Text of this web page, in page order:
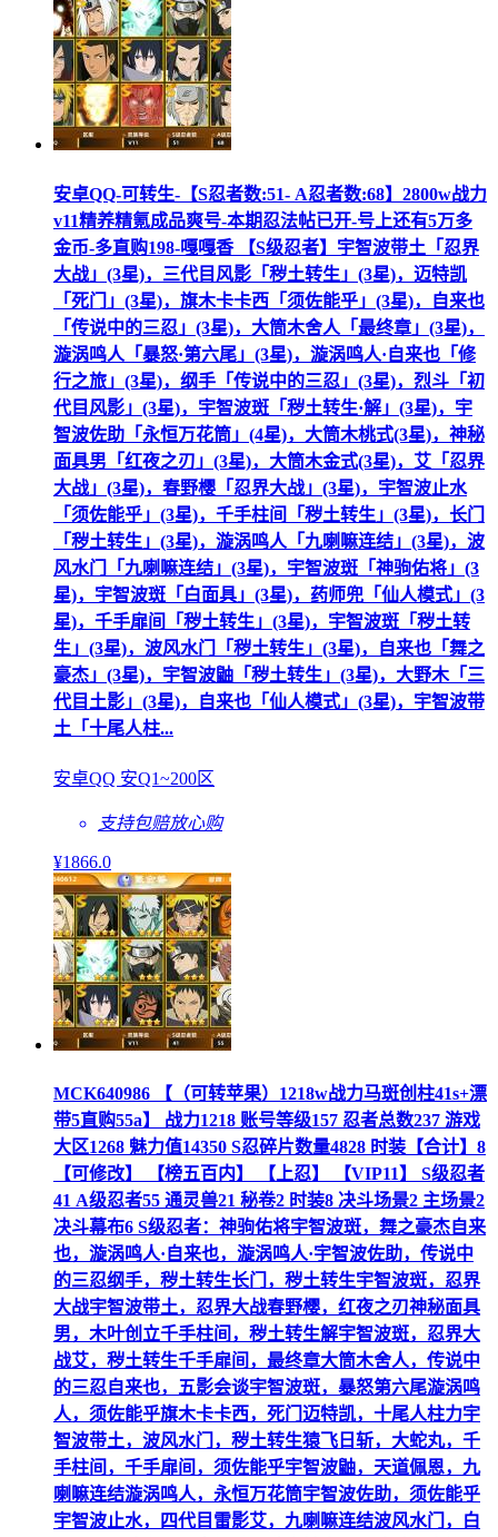
安卓QQ-可转生-【S忍者数:51- A忍者数:68】2800w战力
v11精养精氪成品爽号-本期忍法帖已开-号上还有5万多
金币-多直购198-嘎嘎香 【S级忍者】宇智波带土「忍界
大战」(3星)，三代目风影「秽土转生」(3星)，迈特凯
「死门」(3星)，旗木卡卡西「须佐能乎」(3星)，自来也
「传说中的三忍」(3星)，大筒木舍人「最终章」(3星)，
漩涡鸣人「暴怒·第六尾」(3星)，漩涡鸣人·自来也「修
行之旅」(3星)，纲手「传说中的三忍」(3星)，烈斗「初
代目风影」(3星)，宇智波斑「秽土转生·解」(3星)，宇
智波佐助「永恒万花筒」(4星)，大筒木桃式(3星)，神秘
面具男「红夜之刃」(3星)，大筒木金式(3星)，艾「忍界
大战」(3星)，春野樱「忍界大战」(3星)，宇智波止水
「须佐能乎」(3星)，千手柱间「秽土转生」(3星)，长门
「秽土转生」(3星)，漩涡鸣人「九喇嘛连结」(3星)，波
风水门「九喇嘛连结」(3星)，宇智波斑「神驹佑将」(3
星)，宇智波斑「白面具」(3星)，药师兜「仙人模式」(3
星)，千手扉间「秽土转生」(3星)，宇智波斑「秽土转
生」(3星)，波风水门「秽土转生」(3星)，自来也「舞之
豪杰」(3星)，宇智波鼬「秽土转生」(3星)，大野木「三
代目土影」(3星)，自来也「仙人模式」(3星)，宇智波带
土「十尾人柱...
安卓QQ 安Q1~200区
支持包赔放心购
¥1866.0
MCK640986 【（可转苹果）1218w战力马斑创柱41s+漂
带5直购55a】 战力1218 账号等级157 忍者总数237 游戏
大区1268 魅力值14350 S忍碎片数量4828 时装【合计】8
【可修改】 【榜五百内】 【上忍】 【VIP11】 S级忍者
41 A级忍者55 通灵兽21 秘卷2 时装8 决斗场景2 主场景2
决斗幕布6 S级忍者：神驹佑将宇智波斑，舞之豪杰自来
也，漩涡鸣人·自来也，漩涡鸣人·宇智波佐助，传说中
的三忍纲手，秽土转生长门，秽土转生宇智波斑，忍界
大战宇智波带土，忍界大战春野樱，红夜之刃神秘面具
男，木叶创立千手柱间，秽土转生解宇智波斑，忍界大
战艾，秽土转生千手扉间，最终章大筒木舍人，传说中
的三忍自来也，五影会谈宇智波斑，暴怒第六尾漩涡鸣
人，须佐能乎旗木卡卡西，死门迈特凯，十尾人柱力宇
智波带土，波风水门，秽土转生猿飞日斩，大蛇丸，千
手柱间，千手扉间，须佐能乎宇智波鼬，天道佩恩，九
喇嘛连结漩涡鸣人，永恒万花筒宇智波佐助，须佐能乎
宇智波止水，四代目雷影艾，九喇嘛连结波风水门，白